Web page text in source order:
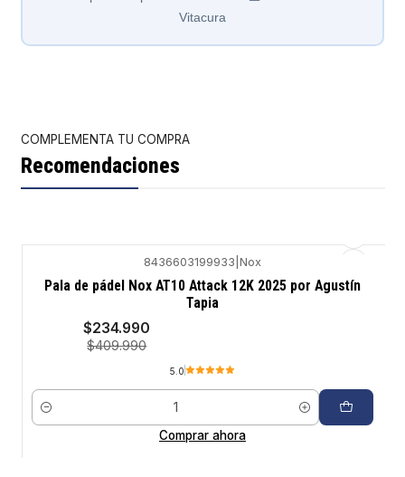
Vitacura
COMPLEMENTA TU COMPRA
Recomendaciones
-43%
8436603199933 Nox
Pala de pádel Nox AT10 Attack 12K 2025 por Agustín
Tapia
$234.990
$409.990
5.0
Cantidad
Comprar ahora